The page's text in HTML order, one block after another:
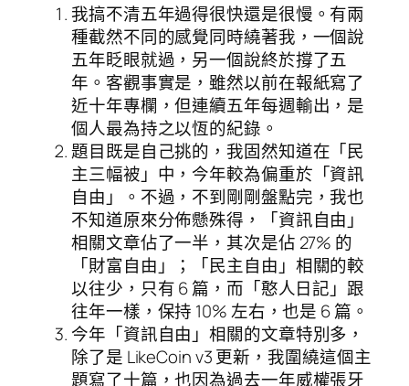
我搞不清五年過得很快還是很慢。有兩
種截然不同的感覺同時繞著我，一個說
五年眨眼就過，另一個說終於撐了五
年。客觀事實是，雖然以前在報紙寫了
近十年專欄，但連續五年每週輸出，是
個人最為持之以恆的紀錄。
題目既是自己挑的，我固然知道在「民
主三幅被」中，今年較為偏重於「資訊
自由」。不過，不到剛剛盤點完，我也
不知道原來分佈懸殊得，「資訊自由」
相關文章佔了一半，其次是佔 27% 的
「財富自由」；「民主自由」相關的較
以往少，只有 6 篇，而「憨人日記」跟
往年一樣，保持 10% 左右，也是 6 篇。
今年「資訊自由」相關的文章特別多，
除了是 LikeCoin v3 更新，我圍繞這個主
題寫了十篇，也因為過去一年威權張牙